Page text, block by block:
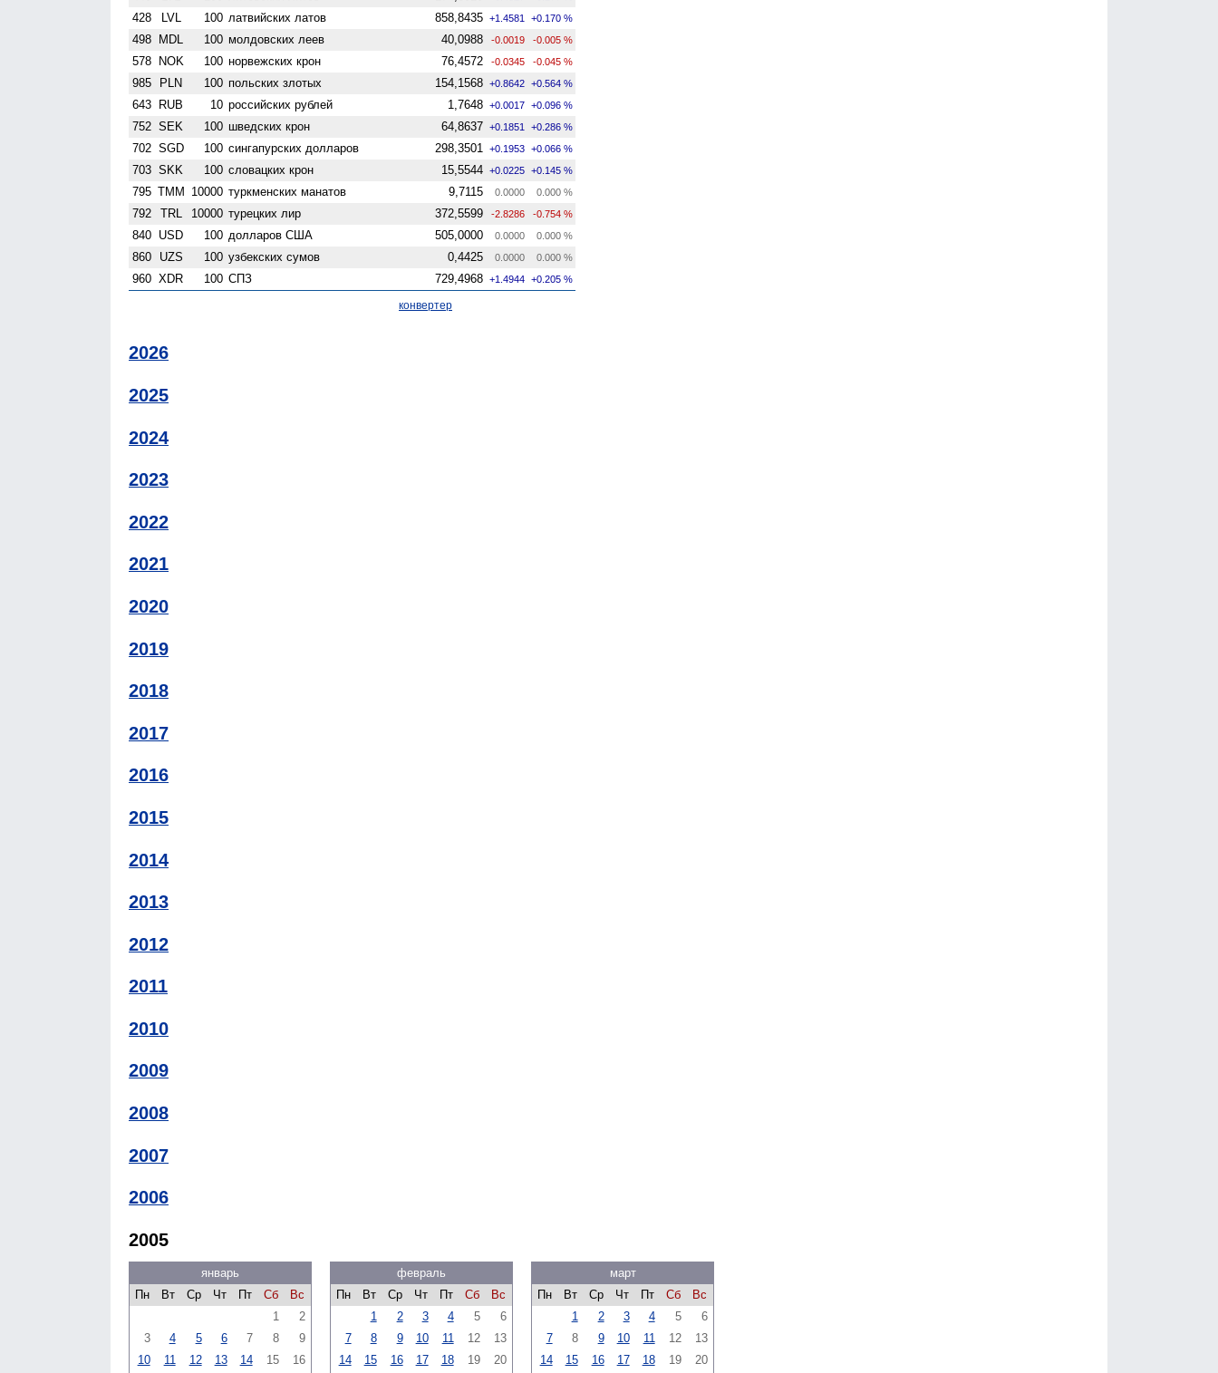
428 LVL 100 латвийских латов 858,8435 +1.4581 +0.170 %
498 MDL 100 молдовских леев 40,0988 -0.0019 -0.005 %
578 NOK 100 норвежских крон 76,4572 -0.0345 -0.045 %
985 PLN 100 польских злотых 154,1568 +0.8642 +0.564 %
643 RUB 10 российских рублей 1,7648 +0.0017 +0.096 %
752 SEK 100 шведских крон 64,8637 +0.1851 +0.286 %
702 SGD 100 сингапурских долларов 298,3501 +0.1953 +0.066 %
703 SKK 100 словацких крон 15,5544 +0.0225 +0.145 %
795 TMM 10000 туркменских манатов 9,7115 0.0000 0.000 %
792 TRL 10000 турецких лир 372,5599 -2.8286 -0.754 %
840 USD 100 долларов США 505,0000 0.0000 0.000 %
860 UZS 100 узбекских сумов 0,4425 0.0000 0.000 %
960 XDR 100 СПЗ 729,4968 +1.4944 +0.205 %
конвертер
2026
2025
2024
2023
2022
2021
2020
2019
2018
2017
2016
2015
2014
2013
2012
2011
2010
2009
2008
2007
2006
2005
январь
Пн
Вт Ср Чт Пт Сб
Вс
1
2
3
4 5 6 7 8
9
10
11 12 13 14 15
16
февраль
Пн
Вт Ср Чт Пт Сб
Вс
1
2 3 4 5
6
7
8 9 10 11 12
13
14
15 16 17 18 19
20
март
Пн
Вт Ср Чт Пт Сб
Вс
1
2 3 4 5
6
7
8 9 10 11 12
13
14
15 16 17 18 19
20